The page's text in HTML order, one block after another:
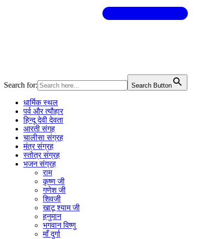
Search for: Search Button
धार्मिक स्थल
पर्व और त्यौहार
हिन्दू देवी देवता
आरती संगह
चालीसा संग्रह
मंत्र संग्रह
स्तोत्र संग्रह
भजन संग्रह
राम
कृष्ण जी
गणेश जी
शिवजी
खाटू श्याम जी
हनुमान
भगवान विष्णु
माँ दुर्गा